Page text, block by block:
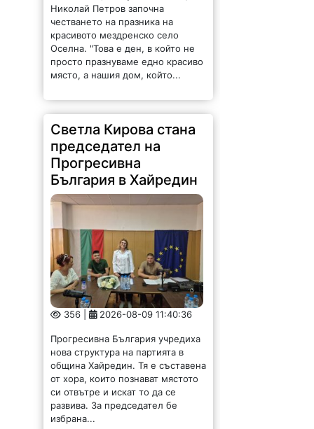
Николай Петров започна
честването на празника на
красивото мездренско село
Оселна. "Това е ден, в който не
просто празнуваме едно красиво
място, а нашия дом, който...
Светла Кирова стана
председател на
Прогресивна
България в Хайредин
356 | 2026-08-09 11:40:36
Прогресивна България учредиха
нова структура на партията в
община Хайредин. Тя е съставена
от хора, които познават мястото
си отвътре и искат то да се
развива. За председател бе
избрана...